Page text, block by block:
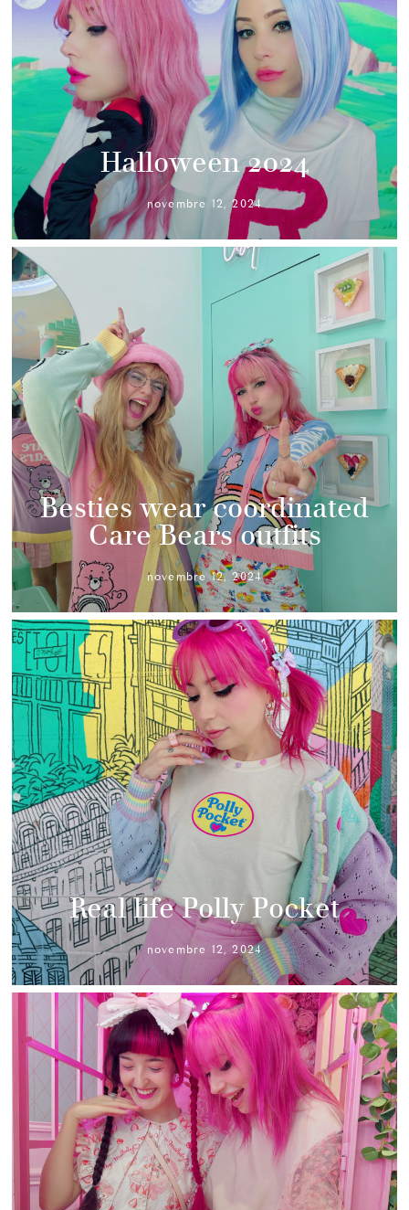
Halloween 2024
novembre 12, 2024
Besties wear coordinated
Care Bears outfits
novembre 12, 2024
Real life Polly Pocket
novembre 12, 2024